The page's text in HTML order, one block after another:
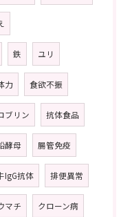
鉄 ユリ
力 食欲不振
ブリン 抗体食品
酵母 腸管免疫
IgG抗体 排便異常
マチ クローン病